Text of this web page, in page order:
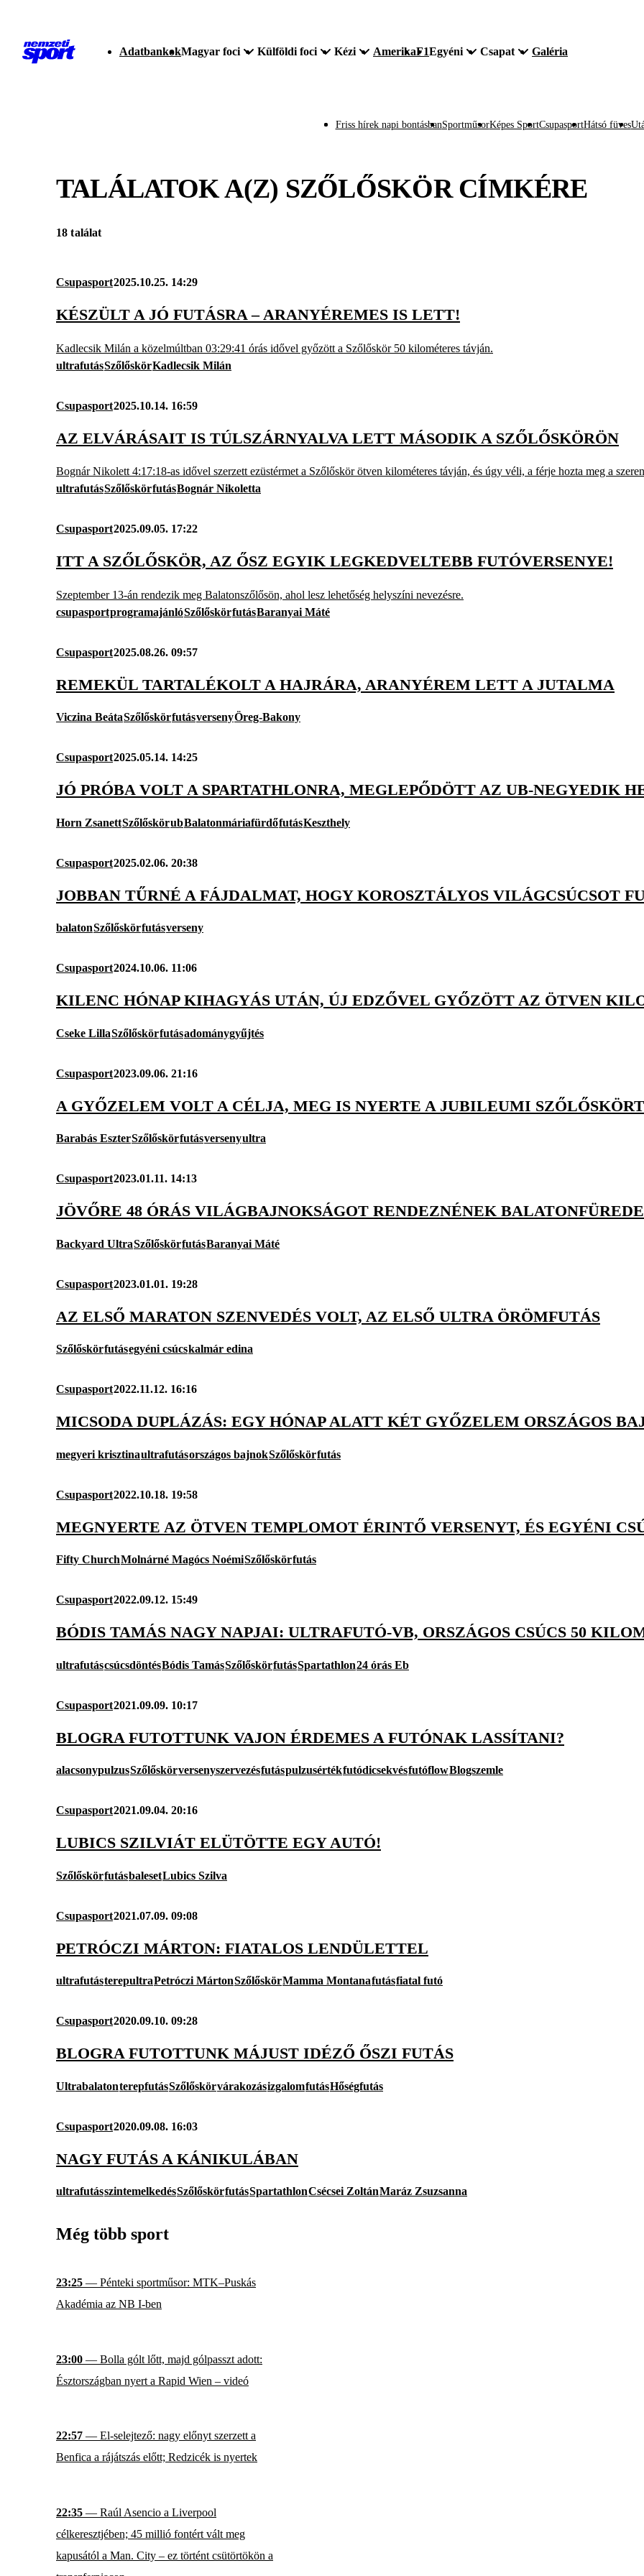
AdatbankokMagyar foci Külföldi foci Kézi AmerikaF1Egyéni Csapat Galéria
Friss hírek napi bontásbanSportműsorKépes SportCsupasportHátsó füves
TALÁLATOK A(Z) SZŐLŐSKÖRCÍMKÉRE
18 találat
Csupasport2025.10.25. 14:29
KÉSZÜLT A JÓ FUTÁSRA – ARANYÉREMES IS LETT!
Kadlecsik Milán a közelmúltban 03:29:41 órás idővel győzött a Szőlőskör 50 kilométeres távján.
ultrafutásSzőlőskörKadlecsik Milán
Csupasport2025.10.14. 16:59
AZ ELVÁRÁSAIT IS TÚLSZÁRNYALVA LETT MÁSODIK A SZŐLŐSKÖRÖN
Bognár Nikolett 4:17:18-as idővel szerzett ezüstérmet a Szőlőskör ötven kilométeres távján, és úgy véli, a férje hozta meg a
ultrafutásSzőlőskörfutásBognár Nikoletta
Csupasport2025.09.05. 17:22
ITT A SZŐLŐSKÖR, AZ ŐSZ EGYIK LEGKEDVELTEBB FUTÓVERSENYE!
Szeptember 13-án rendezik meg Balatonszőlősön, ahol lesz lehetőség helyszíni nevezésre.
csupasportprogramajánlóSzőlőskörfutásBaranyai Máté
Csupasport2025.08.26. 09:57
REMEKÜL TARTALÉKOLT A HAJRÁRA, ARANYÉREM LETT A JUTALMA
Viczina BeátaSzőlőskörfutásversenyÖreg-Bakony
Csupasport2025.05.14. 14:25
JÓ PRÓBA VOLT A SPARTATHLONRA, MEGLEPŐDÖTT AZ UB-NEGYEDIK
Horn ZsanettSzőlőskörubBalatonmáriafürdőfutásKeszthely
Csupasport2025.02.06. 20:38
JOBBAN TŰRNÉ A FÁJDALMAT, HOGY KOROSZTÁLYOS VILÁGCSÚCSOT
balatonSzőlőskörfutásverseny
Csupasport2024.10.06. 11:06
KILENC HÓNAP KIHAGYÁS UTÁN, ÚJ EDZŐVEL GYŐZÖTT AZ ÖTVEN
Cseke LillaSzőlőskörfutásadománygyűjtés
Csupasport2023.09.06. 21:16
A GYŐZELEM VOLT A CÉLJA, MEG IS NYERTE A JUBILEUMI SZŐLŐSKÖRT
Barabás EszterSzőlőskörfutásversenyultra
Csupasport2023.01.11. 14:13
JÖVŐRE 48 ÓRÁS VILÁGBAJNOKSÁGOT RENDEZNÉNEK
Backyard UltraSzőlőskörfutásBaranyai Máté
Csupasport2023.01.01. 19:28
AZ ELSŐ MARATON SZENVEDÉS VOLT, AZ ELSŐ ULTRA ÖRÖMFUTÁS
Szőlőskörfutásegyéni csúcskalmár edina
Csupasport2022.11.12. 16:16
MICSODA DUPLÁZÁS: EGY HÓNAP ALATT KÉT GYŐZELEM ORSZÁGOS
megyeri krisztinaultrafutásországos bajnokSzőlőskörfutás
Csupasport2022.10.18. 19:58
MEGNYERTE AZ ÖTVEN TEMPLOMOT ÉRINTŐ VERSENYT, ÉS EGYÉNI
Fifty ChurchMolnárné Magócs NoémiSzőlőskörfutás
Csupasport2022.09.12. 15:49
BÓDIS TAMÁS NAGY NAPJAI: ULTRAFUTÓ-VB, ORSZÁGOS CSÚCS 50
ultrafutáscsúcsdöntésBódis TamásSzőlőskörfutásSpartathlon24 órás Eb
Csupasport2021.09.09. 10:17
BLOGRA FUTOTTUNK VAJON ÉRDEMES A FUTÓNAK LASSÍTANI?
alacsonypulzusSzőlőskörversenyszervezésfutáspulzusértékfutódicsekvésfutóflowBlogszemle
Csupasport2021.09.04. 20:16
LUBICS SZILVIÁT ELÜTÖTTE EGY AUTÓ!
SzőlőskörfutásbalesetLubics Szilva
Csupasport2021.07.09. 09:08
PETRÓCZI MÁRTON: FIATALOS LENDÜLETTEL
ultrafutásterepultraPetróczi MártonSzőlőskörMamma Montanafutásfiatal futó
Csupasport2020.09.10. 09:28
BLOGRA FUTOTTUNK MÁJUST IDÉZŐ ŐSZI FUTÁS
UltrabalatonterepfutásSzőlőskörvárakozásizgalomfutásHőségfutás
Csupasport2020.09.08. 16:03
NAGY FUTÁS A KÁNIKULÁBAN
ultrafutásszintemelkedésSzőlőskörfutásSpartathlonCsécsei ZoltánMaráz Zsuzsanna
Még több sport
23:25 — Pénteki sportműsor: MTK–Puskás
Akadémia az NB I-ben
23:00 — Bolla gólt lőtt, majd gólpasszt adott:
Észtországban nyert a Rapid Wien – videó
22:57 — El-selejtező: nagy előnyt szerzett a
Benfica a rájátszás előtt; Redzicék is nyertek
22:35 — Raúl Asencio a Liverpool
célkeresztjében; 45 millió fontért vált meg
kapusától a Man. City – ez történt csütörtökön a